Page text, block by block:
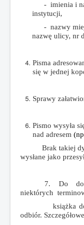
- imienia i
instytucji,
- nazwy
nazwę ulicy, nr
Pisma
się w jednej
Sprawy
Pismo wysyła
nad adresem
Brak takiej
wysłane jako
7. Do
niektórych
książka
odbiór. Szczegółowe